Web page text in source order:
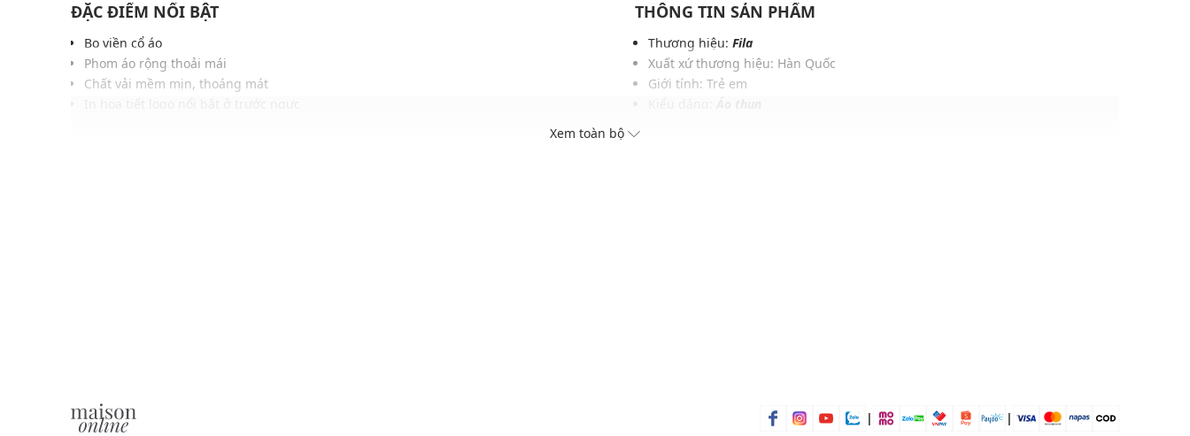
ĐẶC ĐIỂM NỔI BẬT
Bo viền cổ áo
Phom áo rộng thoải mái
Chất vải mềm mịn, thoáng mát
THÔNG TIN SẢN PHẨM
Thương hiệu: Fila
Xuất xứ thương hiệu: Hàn Quốc
Giới tính: Trẻ em
Xem toàn bộ
| |